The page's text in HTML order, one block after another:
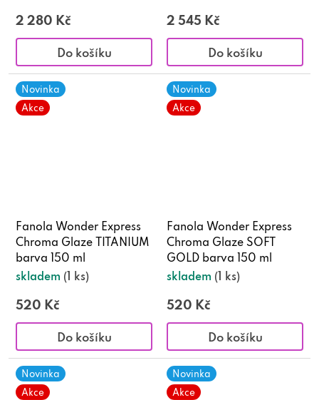
2 280 Kč
Do košíku
2 545 Kč
Do košíku
Novinka
Akce
Fanola Wonder Express
Chroma Glaze TITANIUM
barva 150 ml
skladem (1 ks)
520 Kč
Do košíku
Novinka
Akce
Fanola Wonder Express
Chroma Glaze SOFT
GOLD barva 150 ml
skladem (1 ks)
520 Kč
Do košíku
Novinka
Akce
Novinka
Akce